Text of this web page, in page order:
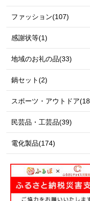
ファッション(107)
感謝状等(1)
地域のお礼の品(33)
鍋セット(2)
スポーツ・アウトドア
民芸品・工芸品(39)
電化製品(174)